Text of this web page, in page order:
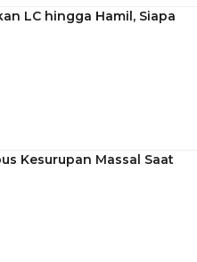
LC hingga Hamil, Siapa
Kesurupan Massal Saat